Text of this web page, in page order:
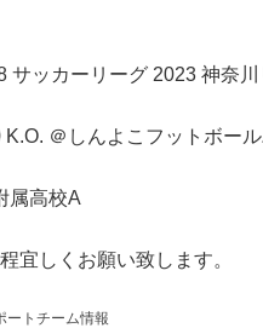
サッカーリーグ 2023 神奈
＠しんよこフットボー
属高校A
宜しくお願い致します。
ートチーム情報